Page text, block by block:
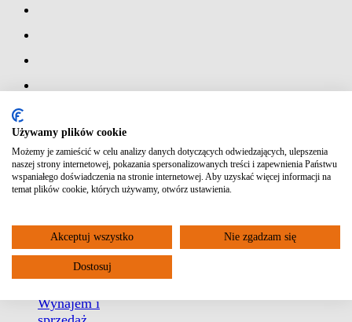
O
e
Sprzedaż
szalunków
Wynajem
Wynajem i
Używamy plików cookie
Możemy je zamieścić w celu analizy danych dotyczących odwiedzających, ulepszenia
naszej strony internetowej, pokazania spersonalizowanych treści i zapewnienia Państwu
wspaniałego doświadczenia na stronie internetowej. Aby uzyskać więcej informacji na
temat plików cookie, których używamy, otwórz ustawienia.
Akceptuj wszystko Nie zgadzam się
Dostosuj